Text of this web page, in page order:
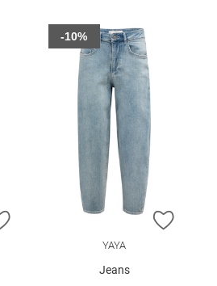
ZUR WUNSCHLISTE HINZUFÜGEN
ZUR
YAYA
Jeans
-10%